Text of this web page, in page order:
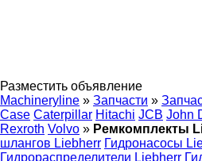
Разместить объявление
Machineryline » Запчасти »
Case Caterpillar Hitachi JCB John
Rexroth Volvo » Ремкомплекты
шлангов Liebherr Гидронасосы
Гидрораспределители Liebherr